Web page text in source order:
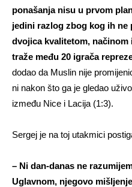
ponašanja nisu u prvom
jedini razlog zbog kog ih ne
dvojica kvalitetom, načinom
traže među 20 igrača
dodao da Muslin nije
ni nakon što ga je gledao
između Nice i Lacija (1:3).
Sergej je na toj utakmici
– Ni dan-danas ne
Uglavnom, njegovo